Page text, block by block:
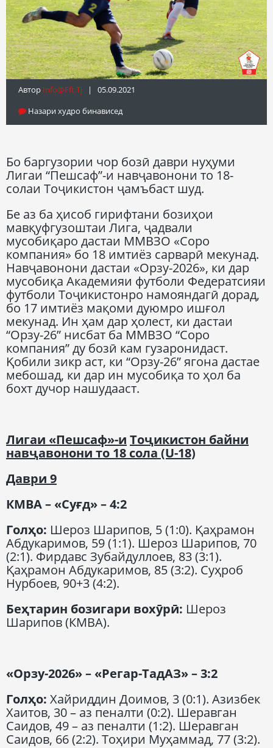
Автор Info@fft.tj | 05.09.2021
Назари худро бинависед
Бо баргузории чор бозӣ даври нуҳуми
Лигаи “Пешсаф”-и навҷавонони то 18-
солаи Тоҷикистон ҷамъбаст шуд.
Бе аз ба ҳисоб гирифтани бозиҳои
мавқуфгузоштаи Лига, ҷадвали
мусобиқаро дастаи ММВЗО «Соро
компания» бо 18 имтиёз сарварӣ мекунад.
Навҷавонони дастаи «Орзу-2026», ки дар
мусобиқа Академияи футболи Федератсияи
футболи Тоҷикистонро намояндагӣ дорад,
бо 17 имтиёз мақоми дуюмро ишғол
мекунад. Ин ҳам дар ҳолест, ки дастаи
“Орзу-26” нисбат ба ММВЗО “Соро
компания” ду бозӣ кам гузаронидаст.
Қобили зикр аст, ки “Орзу-26” ягона дастае
мебошад, ки дар ин мусобиқа то ҳол ба
бохт дучор нашудааст.
Лигаи «Пешсаф»-и Тоҷикистон байни
навҷавонони то 18 сола (U-18)
Даври 9
КМВА– «Суғд» – 4:2
Голҳо: Шероз Шарипов, 5 (1:0). Қаҳрамон
Абдукаримов, 59 (1:1). Шероз Шарипов, 70
(2:1). Фирдавс Зубайдуллоев, 83 (3:1).
Қаҳрамон Абдукаримов, 85 (3:2). Суҳроб
Нурбоев, 90+3 (4:2).
Беҳтарин бозигари вохӯрӣ: Шероз
Шарипов (КМВА).
«Орзу-2026» – «Регар-ТадАЗ» – 3:2
Голҳо: Хайриддин Доимов, 3 (0:1). Азизбек
Хаитов, 30 – аз пеналти (0:2). Шеравган
Саидов, 49 – аз пеналти (1:2). Шеравган
Саидов, 66 (2:2). Тоҳири Муҳаммад, 77 (3:2).